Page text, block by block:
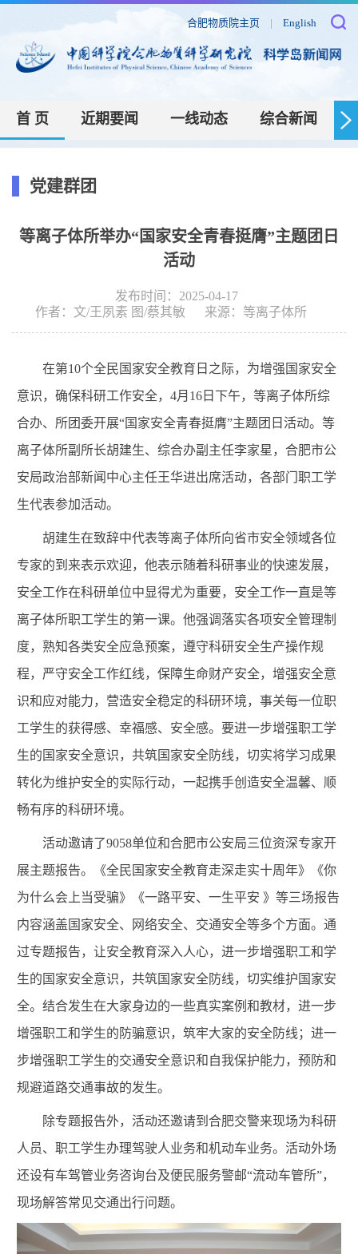
合肥物质院主页 | English
首 页 近期要闻 一线动态 综合新闻
党建群团
等离子体所举办“国家安全青春挺膺”主题团日
活动
发布时间：2025-04-17
作者： 文/王夙素 图/蔡其敏 来源： 等离子体所
在第10个全民国家安全教育日之际，为增强国家安全
意识，确保科研工作安全， 4月 16 日下午，等离子体所综
合办、所团委开展“国家安全青春挺膺”主题团日活动。等
离子体所副所长胡建生、综合办副主任李家星，合肥市公
安局政治部新闻中心主任王华进出席活动，各部门职工学
生代表参加活动。
胡建生在致辞中代表等离子体所向省市安全领域各位
专家的到来表示欢迎，他表示随着科研事业的快速发展，
安全工作在科研单位中显得尤为重要，安全工作一直是等
离子体所职工学生的第一课。他强调 落实各项安全管理制
度，熟知各类安全应急预案，遵守科研安全生产操作规
程，严守安全工作红线，保障生命财产安全，增强安全意
识和应对能力，营造安全稳定的科研环境，事关每一位职
工学生的获得感、幸福感、安全感。要进一步增强职工学
生的国家安全意识，共筑国家安全防线，切实将学习成果
转化为维护安全的实际行动，一起携手创造安全温馨、顺
畅有序的科研环境。
活动邀请了9058单位和合肥市公安局三位资深专家开
展主题报告。《全民国家安全教育走深走实十周年》《你
为什么会上当受骗》《一路平安、一生平安 》等三场报告
内容涵盖国家安全、网络安全、交通安全等多个方面。通
过专题报告，让安全教育深入人心，进一步增强职工和学
生的国家安全意识，共筑国家安全防线，切实维护国家安
全。结合发生在大家身边的一些真实案例和教材，进一步
增强职工和学生的防骗意识，筑牢大家的安全防线；进一
步增强职工学生的交通安全意识和自我保护能力，预防和
规避道路交通事故的发生。
除专题报告外，活动还邀请到合肥交警来现场为科研
人员、职工学生办理驾驶人业务和机动车业务。活动外场
还设有车驾管业务咨询台及便民服务警邮“流动车管所”，
现场解答常见交通出行问题。